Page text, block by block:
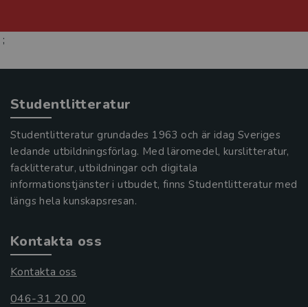
;
Studentlitteratur
Studentlitteratur grundades 1963 och är idag Sveriges
ledande utbildningsförlag. Med läromedel, kurslitteratur,
facklitteratur, utbildningar och digitala
informationstjänster i utbudet, finns Studentlitteratur med
längs hela kunskapsresan.
Kontakta oss
Kontakta oss
046-31 20 00